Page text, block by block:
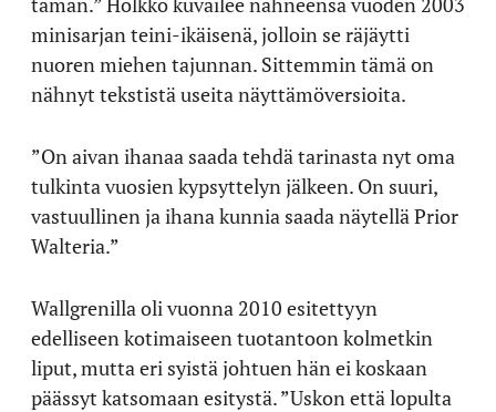
minisarjan teini-ikäisenä, jolloin se räjäytti
nuoren miehen tajunnan. Sittemmin tämä on
nähnyt tekstistä useita näyttämöversioita.
”On aivan ihanaa saada tehdä tarinasta nyt oma
tulkinta vuosien kypsyttelyn jälkeen. On suuri,
vastuullinen ja ihana kunnia saada näytellä Prior
Walteria.”
Wallgrenilla oli vuonna 2010 esitettyyn
edelliseen kotimaiseen tuotantoon kolmetkin
liput, mutta eri syistä johtuen hän ei koskaan
päässyt katsomaan esitystä. ”Uskon että lopulta